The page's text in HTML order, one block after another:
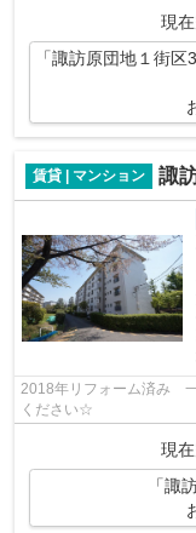
現
「諏訪原団地１街
賃貸 | マンション 諏
2018年リフォーム済み
ください☆
現
「諏